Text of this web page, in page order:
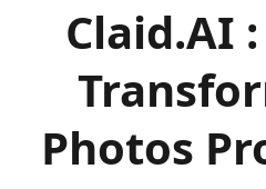
Claid.AI
Photos